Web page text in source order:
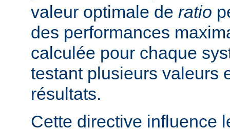
valeur optimale de ratio
des performances
calculée pour chaque
testant plusieurs valeurs
résultats.
Cette directive influence